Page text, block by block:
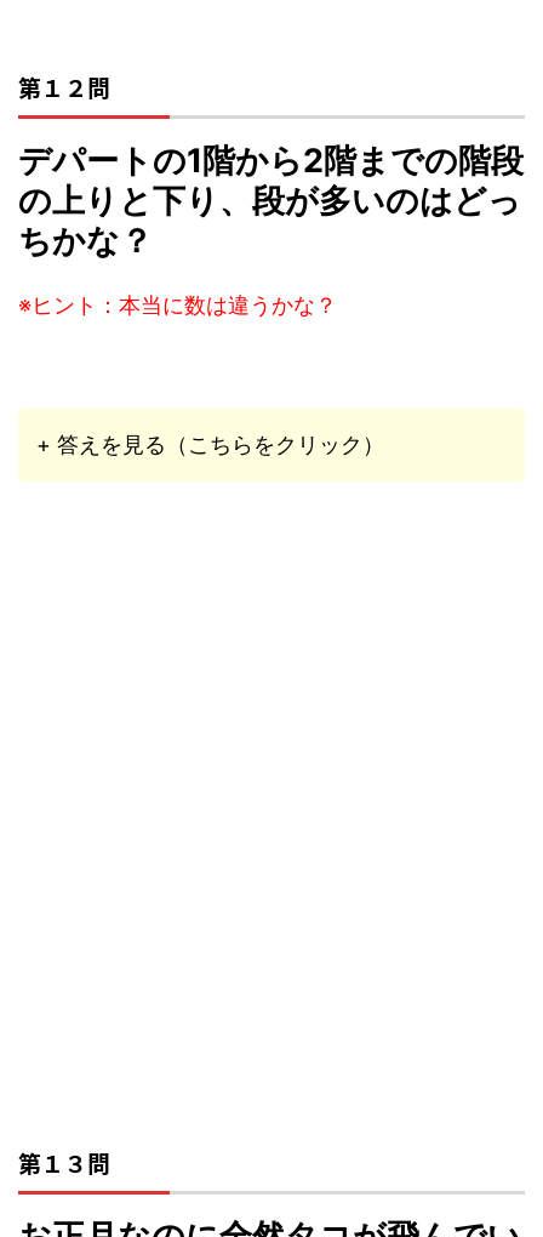
第１２問
デパートの1階から2階までの階段
の上りと下り、段が多いのはどっ
ちかな？
※ヒント：本当に数は違うかな？
+ 答えを見る（こちらをクリック）
第１３問